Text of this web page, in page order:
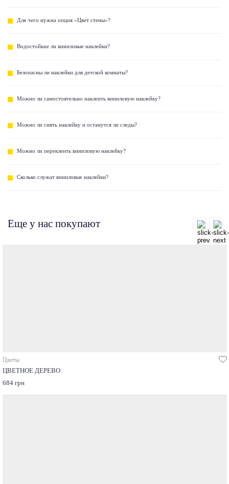
Для чего нужна опция «Цвет стены»?
Водостойкие ли виниловые наклейки?
Безопасны ли наклейки для детской комнаты?
Можно ли самостоятельно наклеить виниловую наклейку?
Можно ли снять наклейку и останутся ли следы?
Можно ли переклеить виниловую наклейку?
Сколько служат виниловые наклейки?
Еще у нас покупают
Цветы
ЦВЕТНОЕ ДЕРЕВО
684 грн